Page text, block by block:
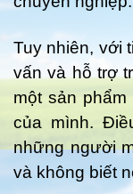
Tuy nhiên, với
vấn và hỗ trợ
một sản
của mình.
những người
và không biết